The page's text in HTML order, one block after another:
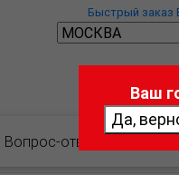
Быстрый заказ
Вопрос-ответ
Ваш